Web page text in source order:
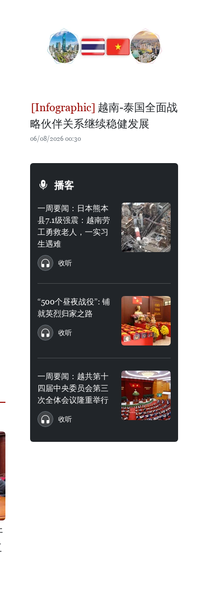
越南-泰国全面战
略伙伴关系继续稳健发展
06/08/2026 00:30
播客
一周要闻：日本熊本
县7.1级强震：越南劳
工勇救老人，一实习
生遇难
收听
“500个昼夜战役”: 铺
就英烈归家之路
收听
一周要闻：越共第十
四届中央委员会第三
次全体会议隆重举行
收听